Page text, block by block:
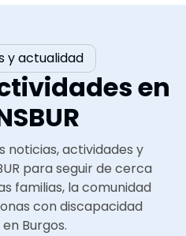
y actualidad
en
noticias, actividades y
para seguir de cerca
familias, la comunidad
con discapacidad
Burgos.